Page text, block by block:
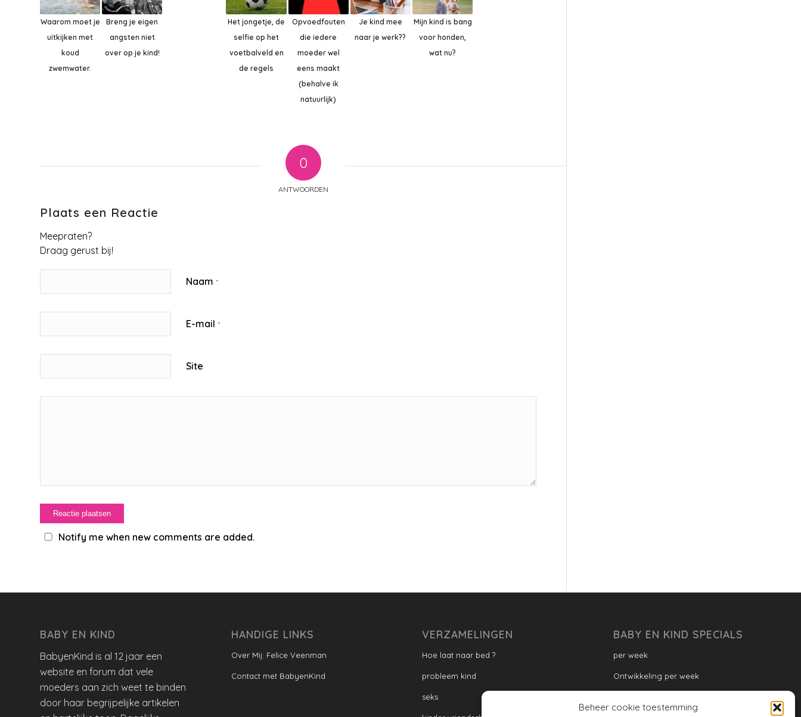
Beheer cookie toestemming
Waarom moet je
uitkijken met
koud
zwemwater.
Breng je eigen
angsten niet
over op je kind!
Het jongetje, de
selfie op het
voetbalveld en
de regels
Opvoedfouten
die iedere
moeder wel
eens maakt
(behalve ik
natuurlijk)
Je kind mee
naar je werk??
Mijn kind is bang
voor honden,
wat nu?
0
ANTWOORDEN
Plaats een Reactie
Meepraten?
Draag gerust bij!
Naam *
E-mail *
Site
Notify me when new comments are added.
BABY EN KIND
BabyenKind is al 12 jaar een
website en forum dat vele
moeders aan zich weet te binden
door haar begrijpelijke artikelen
HANDIGE LINKS
Over Mij: Felice Veenman
Contact met BabyenKind
VERZAMELINGEN
Hoe laat naar bed ?
probleem kind
seks
BABY EN KIND SPECIALS
per week
Ontwikkeling per week